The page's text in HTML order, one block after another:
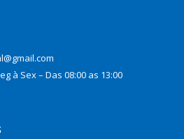
à Sex – Das 08:00 as 13:00